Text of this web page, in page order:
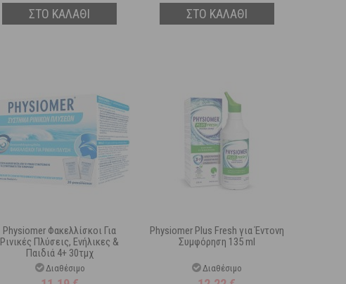
ΣΤΟ ΚΑΛΑΘΙ ΣΤΟ ΚΑΛΑΘΙ
Physiomer Φακελλίσκοι Για
Ρινικές Πλύσεις, Ενήλικες &
Παιδιά 4+ 30τμχ
Διαθέσιμο
Physiomer Plus Fresh για Έντονη
Συμφόρηση 135 ml
Διαθέσιμο